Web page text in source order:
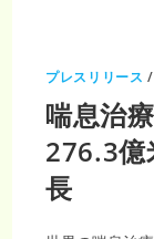
プレスリリース
喘息治
276.3億
長